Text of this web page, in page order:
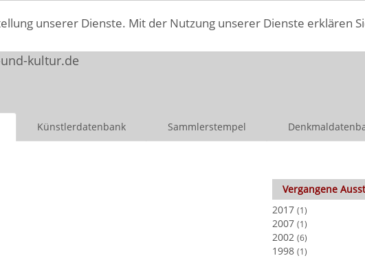
unserer Dienste. Mit der Nutzung unserer Dienste erklären
kultur.de
Künstlerdatenbank Sammlerstempel
Vergangene
2017 (1)
2007 (1)
2002 (6)
1998 (1)